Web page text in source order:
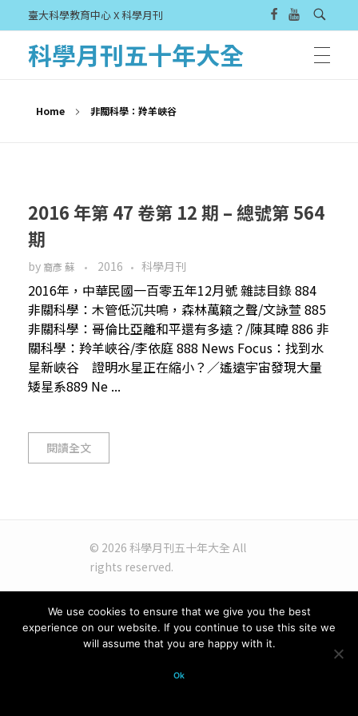
臺大科學教育中心 X 科學月刊
科學月刊五十年大全
Home 非關科學：羚羊峽谷
2016 年第 47 卷第 12 期 – 總號第 564
期
by 裔彥 蘇 2016 科學月刊
2016年，中華民國一百零五年12月號 雜誌目錄 884
非關科學：木管低沉共鳴，森林萬籟之聲/文詠萱 885
非關科學：哥倫比亞離和平還有多遠？/陳其暐 886 非
關科學：羚羊峽谷/李依庭 888 News Focus：找到水
星新峽谷 證明水星正在縮小？／遙遠宇宙發現大量
矮星系889 Ne ...
閱讀全文
© 2026 科學月刊五十年大全 All
rights reserved.
We use cookies to ensure that we give you the best
experience on our website. If you continue to use this site we
will assume that you are happy with it.
Ok